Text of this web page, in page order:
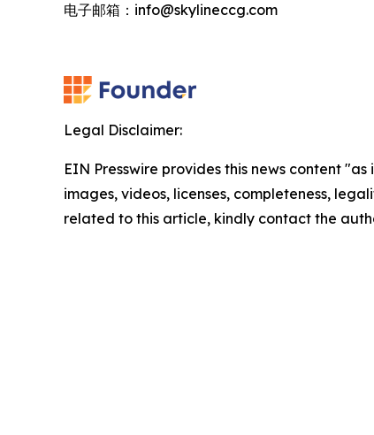
电子邮箱：info@skylineccg.com
Legal Disclaimer:
EIN Presswire provides this news content
images, videos, licenses, completeness,
related to this article, kindly contact the